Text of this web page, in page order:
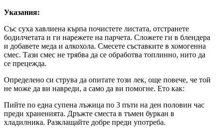
Указания:
Със суха хавлиена кърпа почистете листата, отстранете
бодилчетата и ги нарежете на парчета. Сложете ги в блендера
и добавете меда и алкохола. Смесете съставките в хомогенна
смес. Тази смес не трябва да се обработва топлинно, нито да
се прецежда.
Определено си струва да опитате този лек, още повече, че той
не може да ви навреди, а само да ви помогне. Ето как:
Пийте по една супена лъжица по 3 пъти на ден половин час
преди храненията. Дръжте сместа в тъмен буркан в
хладилника. Разклащайте добре преди употреба.